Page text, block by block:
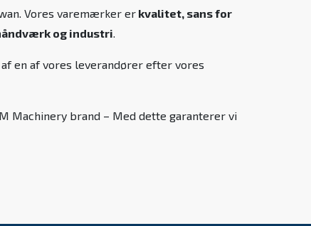
Vores varemærker er kvalitet, sans for
og industri.
en af vores leverandører efter vores
Machinery brand – Med dette garanterer vi